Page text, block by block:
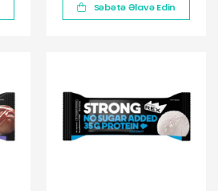
Səbətə Əlavə Edin